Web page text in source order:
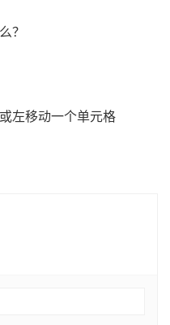
？
左移动一个单元格